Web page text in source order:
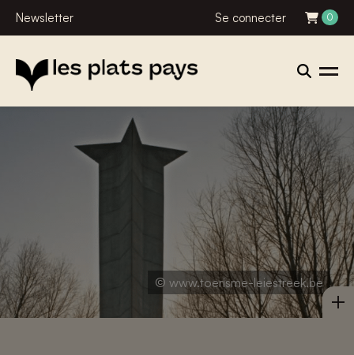
Newsletter Se connecter 0
© www.toerisme-leiestreek.be